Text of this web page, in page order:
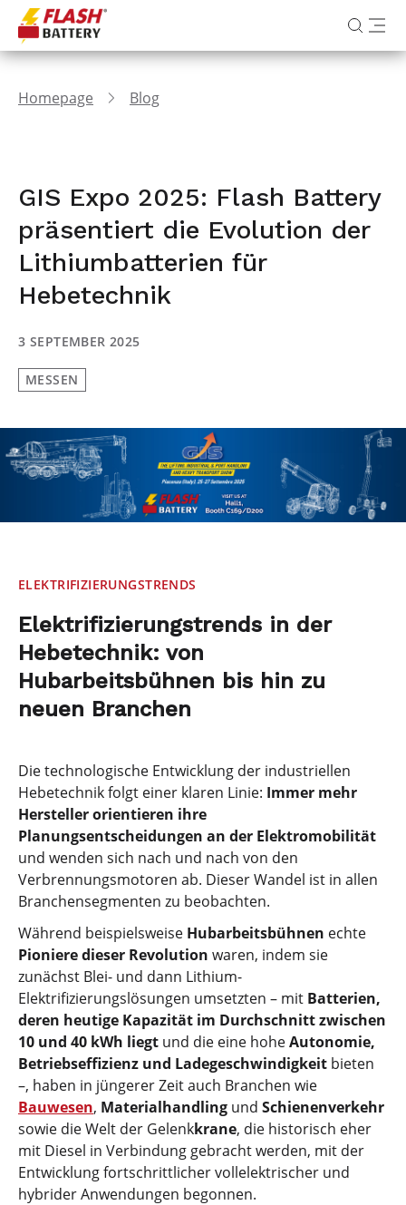
Homepage Blog
GIS Expo 2025: Flash Battery
präsentiert die Evolution der
Lithiumbatterien für
Hebetechnik
3 SEPTEMBER 2025
MESSEN
ELEKTRIFIZIERUNGSTRENDS
Elektrifizierungstrends in der
Hebetechnik: von
Hubarbeitsbühnen bis hin zu
neuen Branchen
Die technologische Entwicklung der industriellen
Hebetechnik folgt einer klaren Linie: Immer mehr
Hersteller orientieren ihre
Planungsentscheidungen an der Elektromobilität
und wenden sich nach und nach von den
Verbrennungsmotoren ab. Dieser Wandel ist in allen
Branchensegmenten zu beobachten.
Während beispielsweise Hubarbeitsbühnen echte
Pioniere dieser Revolution waren, indem sie
zunächst Blei- und dann Lithium-
Elektrifizierungslösungen umsetzten – mit Batterien,
deren heutige Kapazität im Durchschnitt zwischen
10 und 40 kWh liegt und die eine hoheAutonomie,
Betriebseffizienz und Ladegeschwindigkeit bieten
–, haben in jüngerer Zeit auch Branchen wie
Bauwesen, Materialhandling und Schienenverkehr
sowie die Welt der Gelenkkrane, die historisch eher
mit Diesel in Verbindung gebracht werden, mit der
Entwicklung fortschrittlicher vollelektrischer und
hybrider Anwendungen begonnen.